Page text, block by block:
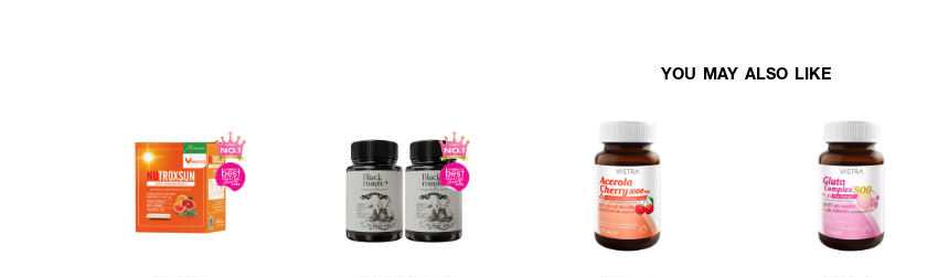
YOU MAY ALSO LIKE